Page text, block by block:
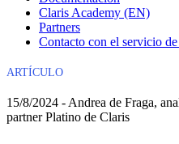
Claris Academy (EN)
Partners
Contacto con el servicio
ARTÍCULO
15/8/2024 - Andrea de Fraga,
partner Platino de Claris